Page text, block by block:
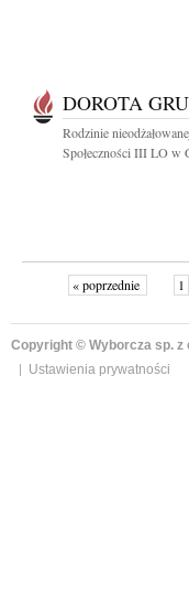
DOROTA
Rodzinie
Społeczności III LO w
« poprzednie 1
Copyright © Wyborcza sp. z
Ustawienia prywatności